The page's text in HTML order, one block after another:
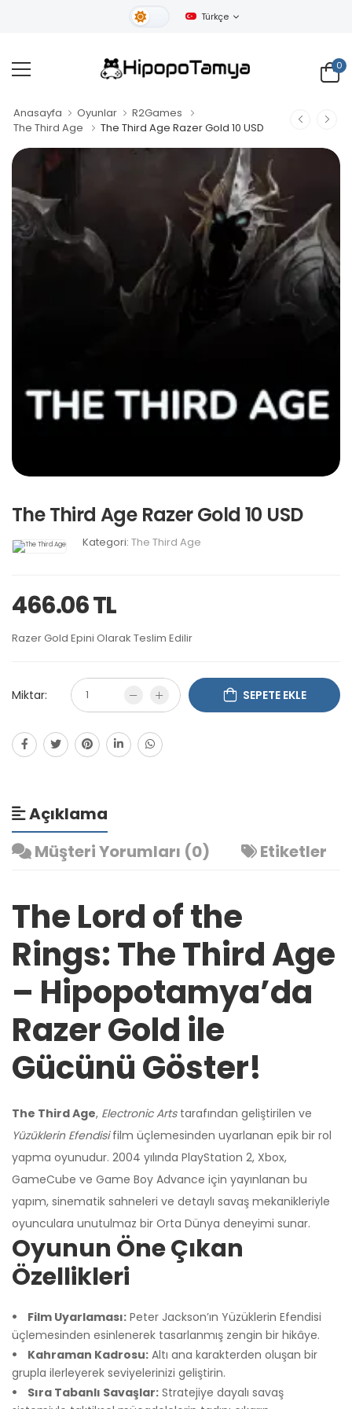
Gündüz Tema
Türkçe
0
Anasayfa Oyunlar
R2Games
The Third Age
The Third Age Razer Gold 10 USD
The Third Age Razer Gold 10 USD
Kategori: The Third Age
466.06 TL
Razer Gold Epini Olarak Teslim Edilir
Miktar: SEPETE EKLE
Açıklama
Müşteri Yorumları (0)
Etiketler
The Lord of the
Rings: The Third Age
– Hipopotamya’da
Razer Gold ile
Gücünü Göster!
The Third Age, Electronic Artstarafından geliştirilen ve
Yüzüklerin Efendisifilm üçlemesinden uyarlanan epik bir rol
yapma oyunudur. 2004 yılında PlayStation 2, Xbox,
GameCube ve Game Boy Advance için yayınlanan bu
yapım, sinematik sahneleri ve detaylı savaş mekanikleriyle
oyunculara unutulmaz bir Orta Dünya deneyimi sunar.
Oyunun Öne Çıkan
Özellikleri
Film Uyarlaması: Peter Jackson’ın Yüzüklerin Efendisi
üçlemesinden esinlenerek tasarlanmış zengin bir hikâye.
Kahraman Kadrosu: Altı ana karakterden oluşan bir
grupla ilerleyerek seviyelerinizi geliştirin.
Sıra Tabanlı Savaşlar: Stratejiye dayalı savaş
Üzgünüm!